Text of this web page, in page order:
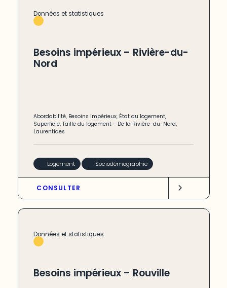
Données et statistiques
Besoins impérieux – Rivière-du-
Nord
Abordabilité, Besoins impérieux, État du logement,
Superficie,Taille du logement - De la Rivière-du-Nord,
Laurentides
Logement Sociodémographie
CONSULTER
Données et statistiques
Besoins impérieux – Rouville